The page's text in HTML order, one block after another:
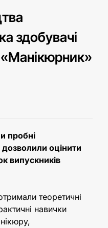
здобувачі
«Манікюрник»
пробні
дозволили оцінити
випускників
теоретичні
навички